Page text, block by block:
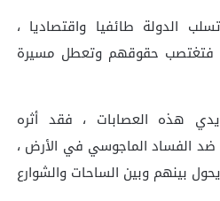
الدولة طائفيا واقتصاديا ،
، فتغتصب حقوقهم وتعطل مسيرة
هذه العصابات ، فقد أثره
ضد الفساد الماجوسي في الأرض ،
بينهم وبين الساحات والشوارع